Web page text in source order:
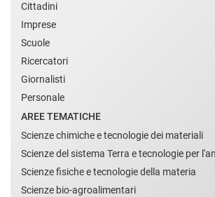
Cittadini
Imprese
Scuole
Ricercatori
Giornalisti
Personale
AREE TEMATICHE
Scienze chimiche e tecnologie dei materiali
Scienze del sistema Terra e tecnologie per
Scienze fisiche e tecnologie della materia
Scienze bio-agroalimentari